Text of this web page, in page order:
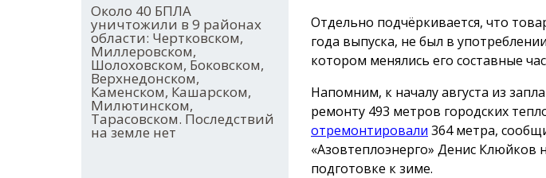
Около 40 БПЛА
уничтожили в 9 районах
области: Чертковском,
Миллеровском,
Шолоховском, Боковском,
Верхнедонском,
Каменском, Кашарском,
Милютинском,
Тарасовском. Последствий
на земле нет
Отдельно подчёркивается, что
года выпуска, не был в
котором менялись его составные
Напомним, к началу августа из
ремонту 493 метров городских
отремонтировали 364 метра,
«Азовтеплоэнерго» Денис Клюйков
подготовке к зиме.